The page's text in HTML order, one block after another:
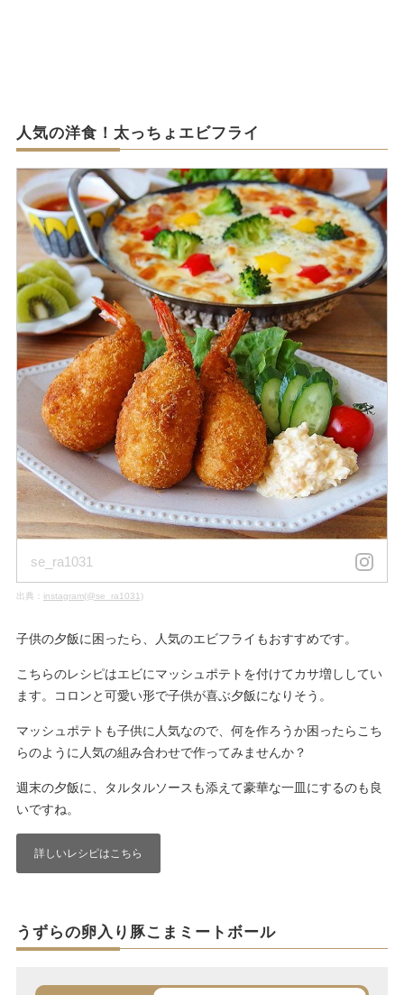
人気の洋食！太っちょエビフライ
se_ra1031
出典： instagram(@se_ra1031)
子供の夕飯に困ったら、人気のエビフライもおすすめです。
こちらのレシピはエビにマッシュポテトを付けてカサ増ししてい
ます。コロンと可愛い形で子供が喜ぶ夕飯になりそう。
マッシュポテトも子供に人気なので、何を作ろうか困ったらこち
らのように人気の組み合わせで作ってみませんか？
週末の夕飯に、タルタルソースも添えて豪華な一皿にするのも良
いですね。
詳しいレシピはこちら
うずらの卵入り豚こまミートボール